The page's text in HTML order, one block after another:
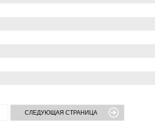
СЛЕДУЮЩАЯ СТРАНИЦА